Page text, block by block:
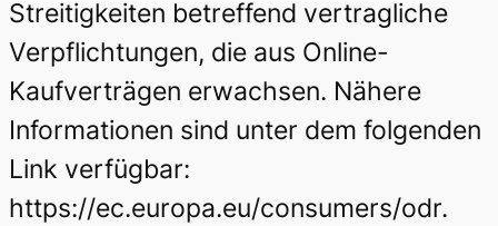
Streitigkeiten betreffend vertragliche
Verpflichtungen, die aus Online-
Kaufverträgen erwachsen. Nähere
Informationen sind unter dem folgenden
Link verfügbar:
https://ec.europa.eu/consumers/odr.